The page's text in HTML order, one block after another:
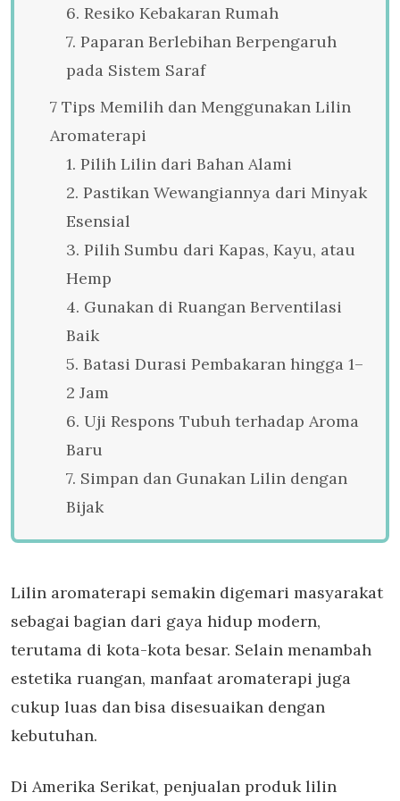
6. Resiko Kebakaran Rumah
7. Paparan Berlebihan Berpengaruh
pada Sistem Saraf
7 Tips Memilih dan Menggunakan Lilin
Aromaterapi
1. Pilih Lilin dari Bahan Alami
2. Pastikan Wewangiannya dari Minyak
Esensial
3. Pilih Sumbu dari Kapas, Kayu, atau
Hemp
4. Gunakan di Ruangan Berventilasi
Baik
5. Batasi Durasi Pembakaran hingga 1–
2 Jam
6. Uji Respons Tubuh terhadap Aroma
Baru
7. Simpan dan Gunakan Lilin dengan
Bijak
Lilin aromaterapi semakin digemari masyarakat
sebagai bagian dari gaya hidup modern,
terutama di kota-kota besar. Selain menambah
estetika ruangan, manfaat aromaterapi juga
cukup luas dan bisa disesuaikan dengan
kebutuhan.
Di Amerika Serikat, penjualan produk lilin